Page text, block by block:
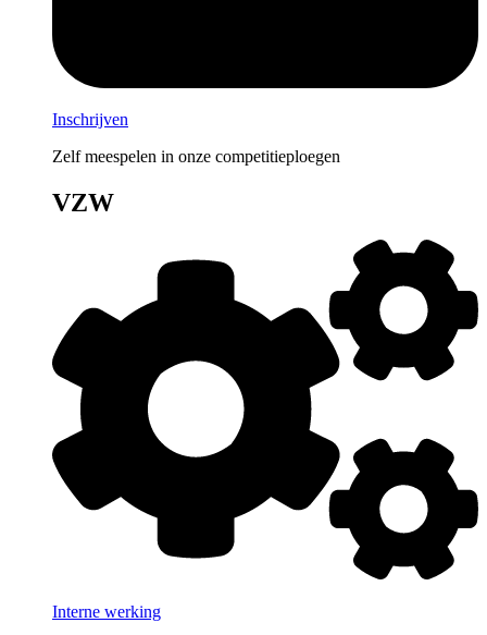
Inschrijven
Zelf meespelen in onze competitieploegen
VZW
Interne werking